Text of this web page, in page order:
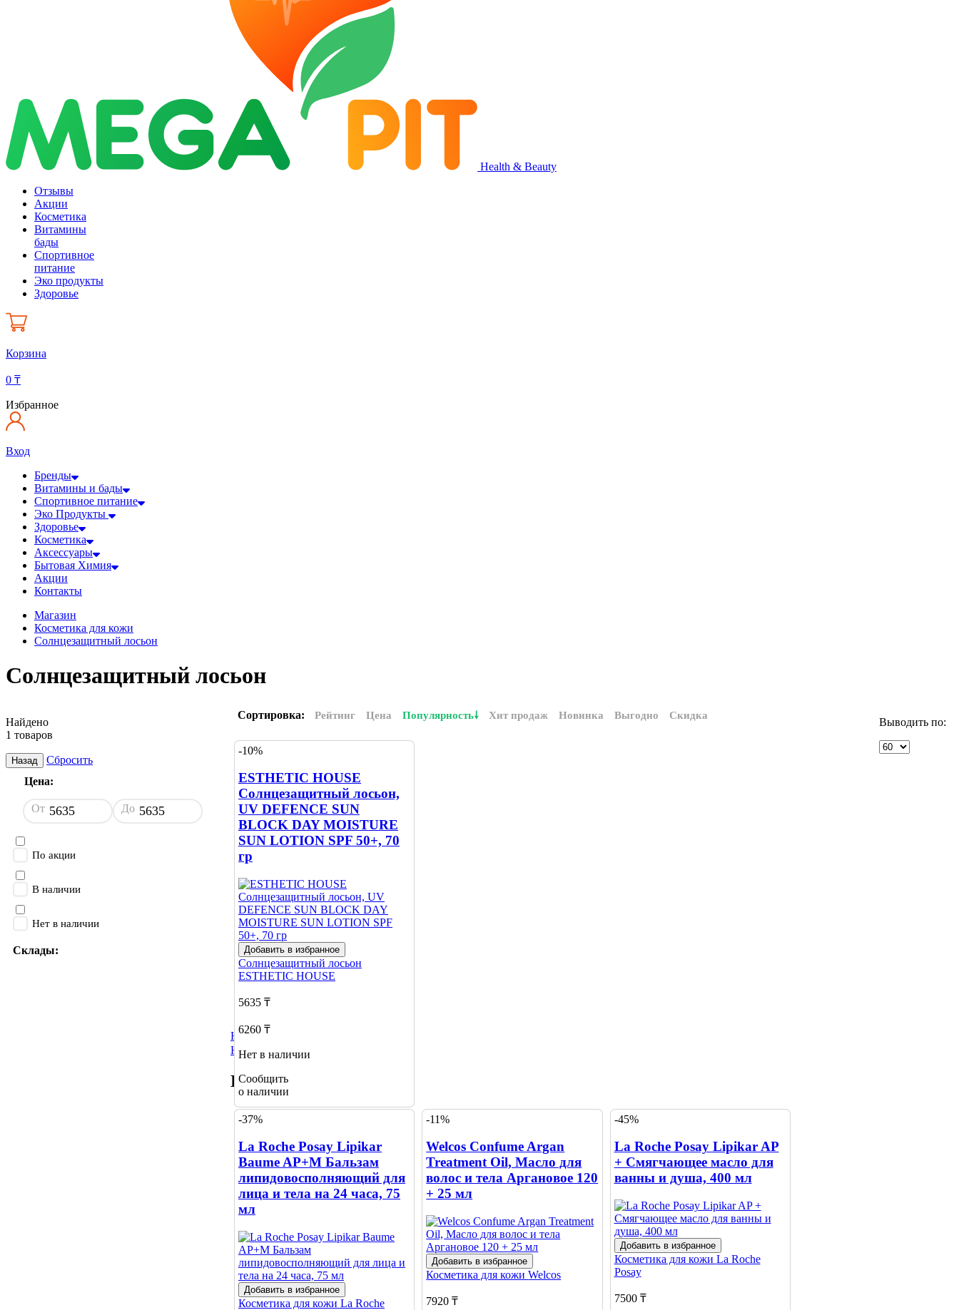
Health & Beauty
Отзывы
Акции
Косметика
Витамины
бады
Спортивное
питание
Эко продукты
Здоровье
Корзина
0 ₸
Избранное
Вход
Бренды
Витамины и бады
Спортивное питание
Эко Продукты
Здоровье
Косметика
Аксессуары
Бытовая Химия
Акции
Контакты
Магазин
Косметика для кожи
Солнцезащитный лосьон
Солнцезащитный лосьон
Сортировка: Рейтинг Цена Популярность Хит продаж Новинка Выгодно Скидка
Выводить по:
Найдено
1 товаров
Назад
Сбросить
Цена:
От До
По акции
В наличии
Нет в наличии
Склады:
-10%
ESTHETIC HOUSE
Солнцезащитный лосьон,
UV DEFENCE SUN
BLOCK DAY MOISTURE
SUN LOTION SPF 50+, 70
гр
Добавить в избранное
Солнцезащитный лосьон
ESTHETIC HOUSE
5635 ₸
6260 ₸
Нет в наличии
Сообщить
о наличии
Не нашли нужный товар?
Нажмите сюда
Похожие товары
-37%
La Roche Posay Lipikar
Baume AP+M Бальзам
липидовосполняющий для
лица и тела на 24 часа, 75
мл
Добавить в избранное
Косметика для кожи La Roche
-11%
Welcos Confume Argan
Treatment Oil, Масло для
волос и тела Аргановое 120
+ 25 мл
Добавить в избранное
Косметика для кожиWelcos
7920 ₸
-45%
La Roche Posay Lipikar AP
+ Смягчающее масло для
ванны и душа, 400 мл
Добавить в избранное
Косметика для кожи La Roche
Posay
7500 ₸